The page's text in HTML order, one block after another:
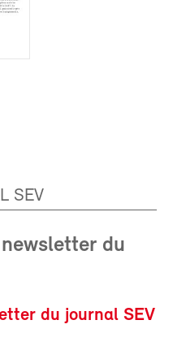
SEV
du
du journal SEV